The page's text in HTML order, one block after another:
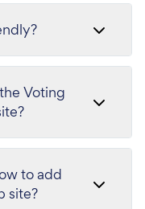
Voting
to add
site?